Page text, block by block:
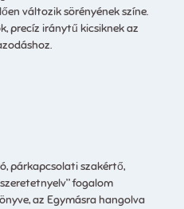
változik sörényének színe.
precíz iránytű kicsiknek az
párkapcsolati szakértő,
fogalom
az Egymásra hangolva